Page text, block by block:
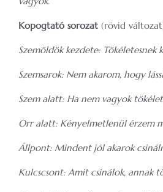
Kopogtató sorozat (rövid
Szemöldök kezdete: Tökéletesnek
Szemsarok: Nem akarom, hogy
Szem alatt: Ha nem vagyok
Orr alatt: Kényelmetlenül érzem
Állpont: Mindent jól akarok
Kulcscsont: Amit csinálok, annak